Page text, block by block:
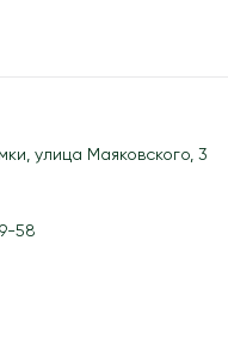
улица Маяковского, 3
58